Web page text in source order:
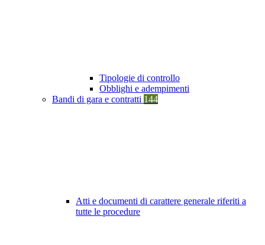
Tipologie di controllo
Obblighi e adempimenti
Bandi di gara e contratti 144
Atti e documenti di carattere generale riferiti a
tutte le procedure